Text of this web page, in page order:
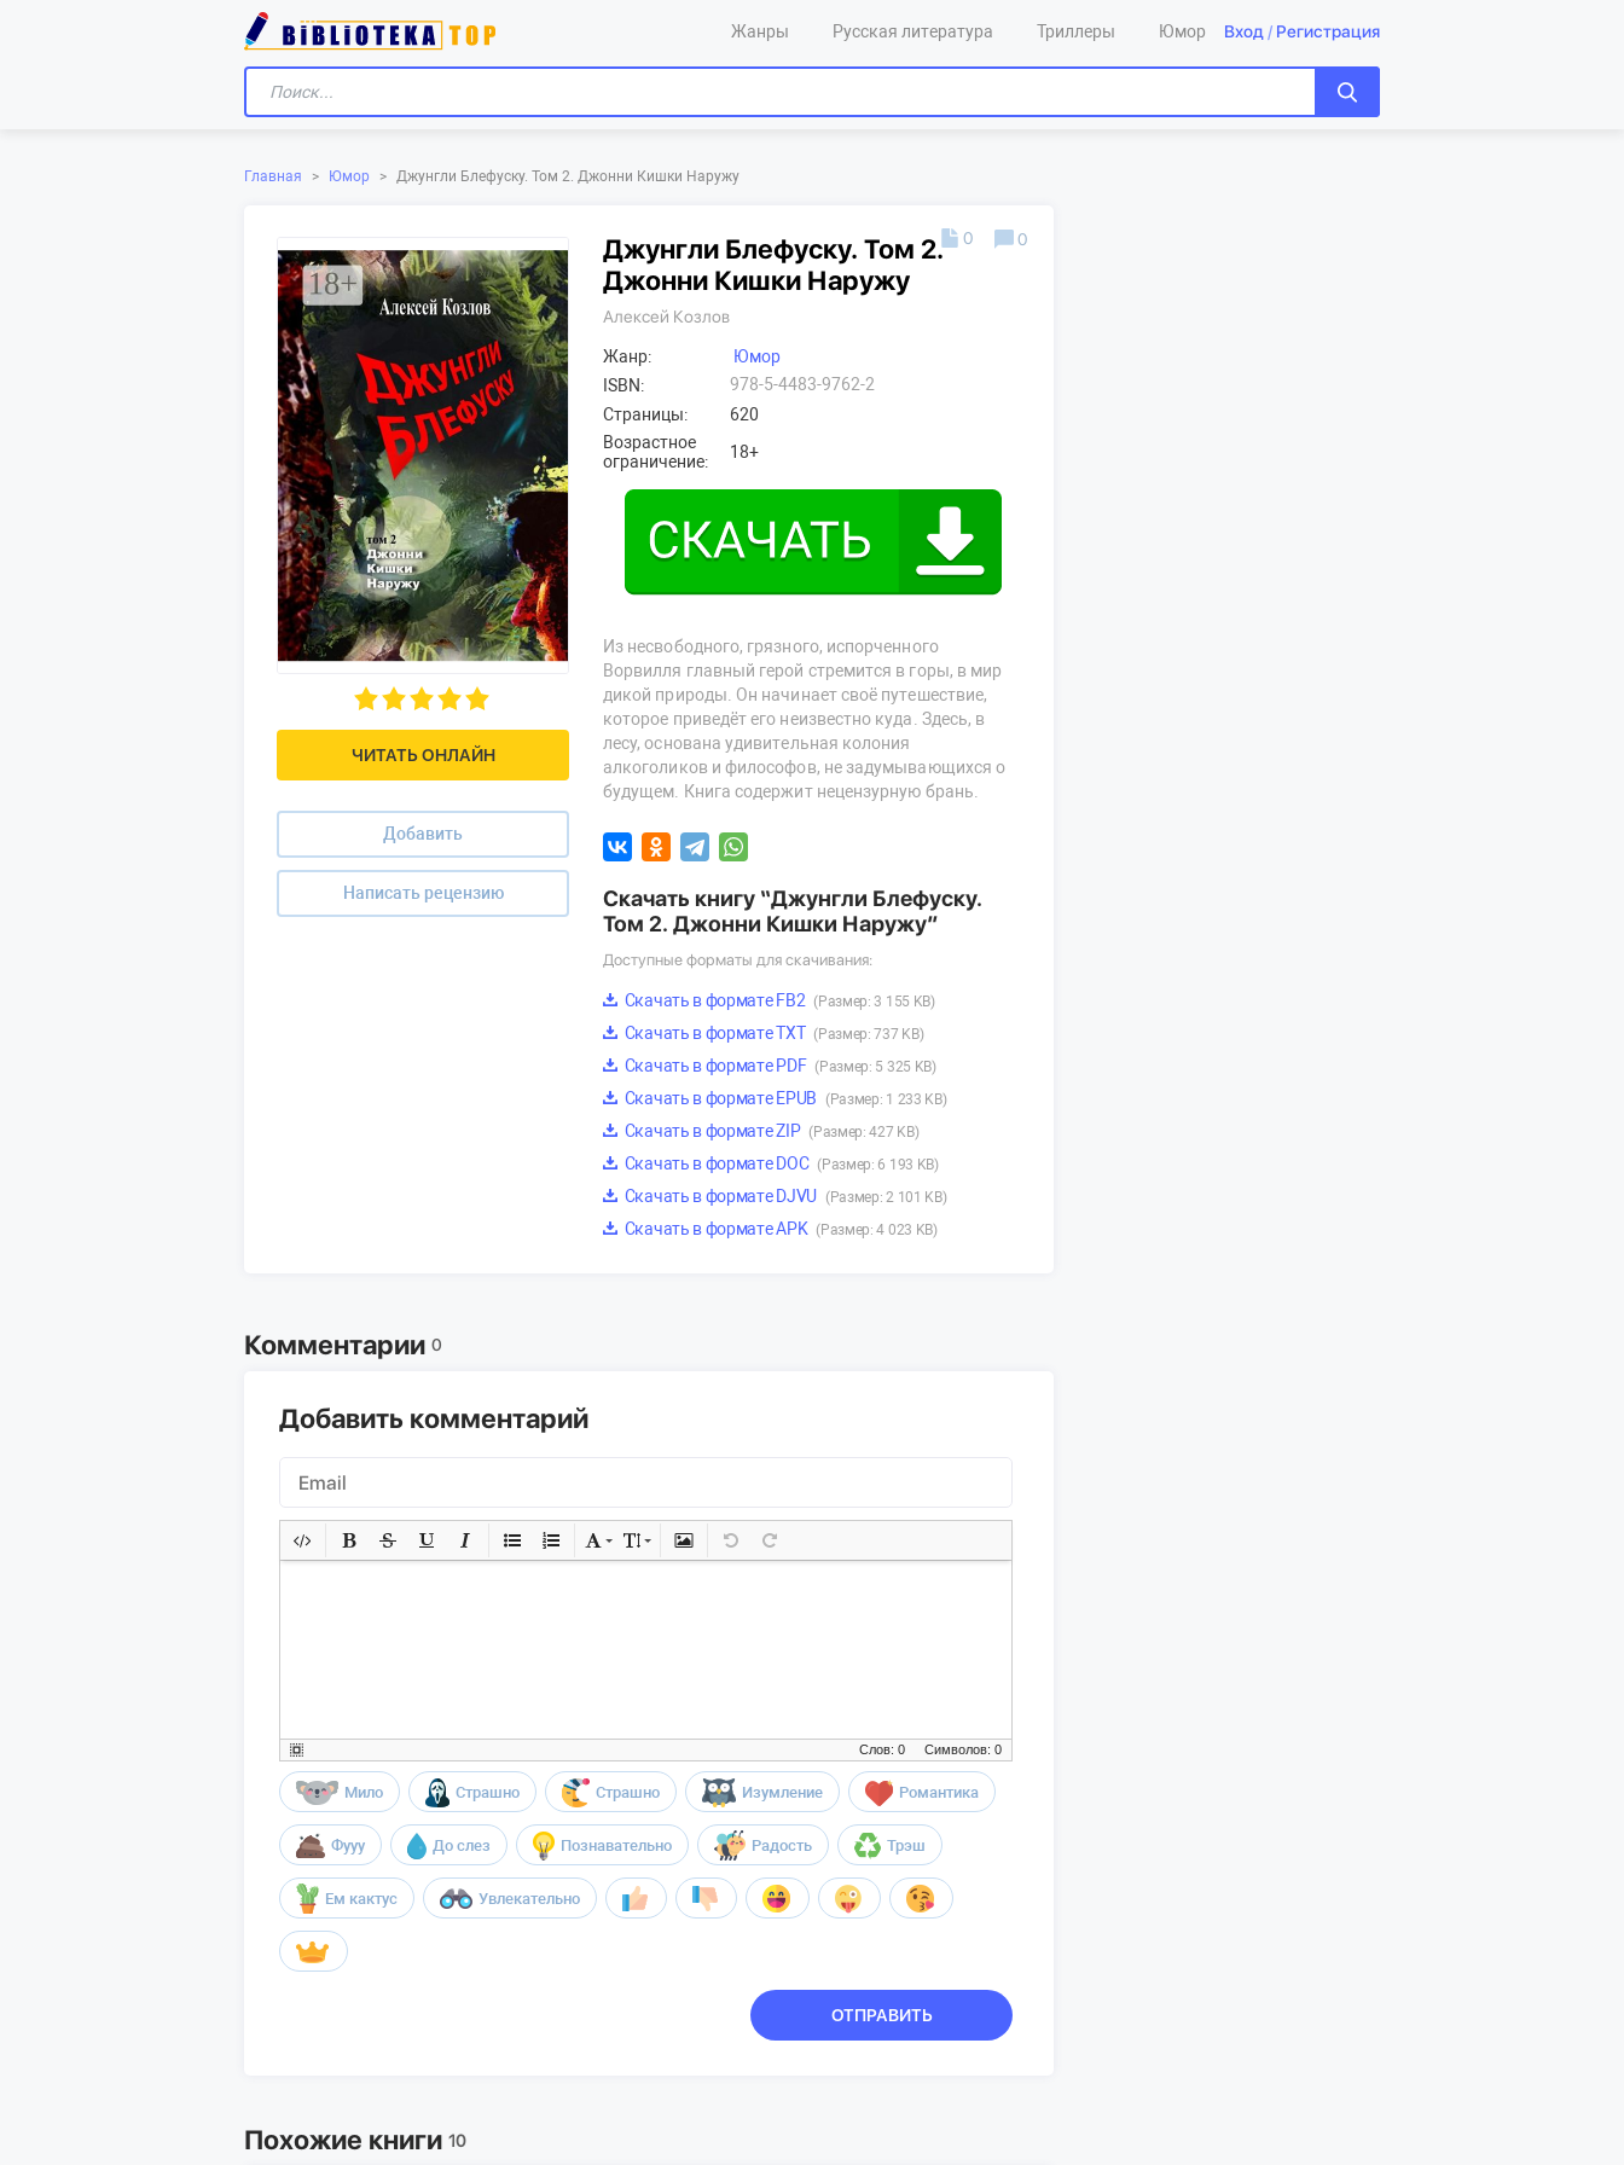
Жанры Русская литература Триллеры Юмор Вход / Регистрация
Главная > Юмор > Джунгли Блефуску. Том 2. Джонни Кишки Наружу
ЧИТАТЬ ОНЛАЙН
Добавить
Написать рецензию
Джунгли Блефуску. Том 2.
Джонни Кишки Наружу
Алексей Козлов
Жанр:
Юмор
ISBN:
978-5-4483-9762-2
Страницы:
620
Возрастное
ограничение:
18+
Из несвободного, грязного, испорченного
Ворвилля главный герой стремится в горы, в мир
дикой природы. Он начинает своё путешествие,
которое приведёт его неизвестно куда. Здесь, в
лесу, основана удивительная колония
алкоголиков и философов, не задумывающихся о
будущем. Книга содержит нецензурную брань.
0 0
Скачать книгу “Джунгли Блефуску.
Том 2. Джонни Кишки Наружу”
Доступные форматы для скачивания:
Скачать в формате FB2 (Размер: 3 155 KB)
Скачать в формате TXT (Размер: 737 KB)
Скачать в формате PDF (Размер: 5 325 KB)
Скачать в формате EPUB (Размер: 1 233 KB)
Скачать в формате ZIP (Размер: 427 KB)
Скачать в формате DOC (Размер: 6 193 KB)
Скачать в формате DJVU (Размер: 2 101 KB)
Скачать в формате APK (Размер: 4 023 KB)
Комментарии 0
Добавить комментарий
Символов: 0
Слов: 0
Мило Страшно Страшно Изумление Романтика
Фууу До слез Познавательно Радость Трэш
Ем кактус Увлекательно
ОТПРАВИТЬ
Похожие книги 10